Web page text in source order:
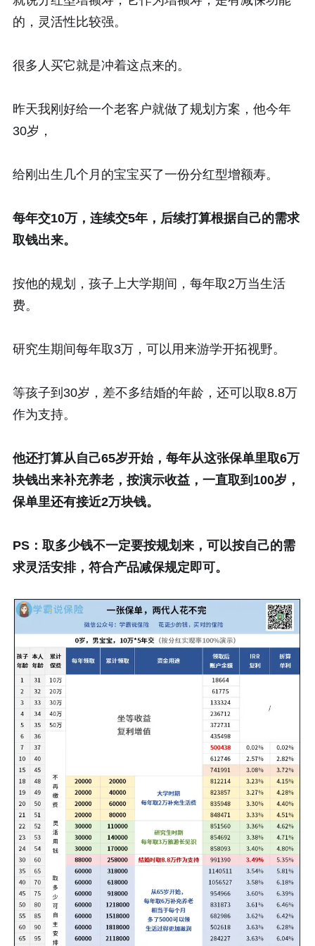
的，灵活性比较强。
很多人买它就是冲着这点来的。
昨天我刚好给一个老客户就做了规划方案，他今年
30岁，
给刚出生几个月的宝宝买了一份分红型增额寿。
每年交10万，连续交5年，后续打算根据自己的需求
取钱出来。
按他的规划，孩子上大学期间，每年取2万当生活
费。
研究生期间每年取3万，可以用来游学开拓视野。
等孩子到30岁，差不多结婚的年龄，还可以取8.8万
作为支持。
他还打算从自己65岁开始，每年从这张保单里取6万
块钱出来补充养老，按演示收益，一直取到100岁，
保单里还有接近2万块钱。
PS：取多少钱不一定要按规划来，可以按自己的需
求灵活安排，符合产品减保规定即可。